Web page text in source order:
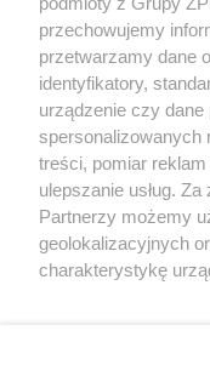
Żaden utwór
rozpowszechniany lub
(w tym także
eksploatacji w
Internecie bez pisemnej
lub wykorzystanie
przechowujemy
przetwarzamy dane
identyfikatory,
urządzenie czy dane
spersonalizowanych
treści, pomiar
ulepszanie usług.
Partnerzy możemy
geolokalizacyjnych
charakterystykę